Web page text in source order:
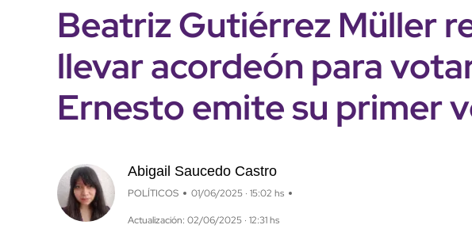
Beatriz Gutiérrez Müller
llevar acordeón para
Ernesto emite su primer
Abigail Saucedo Castro
POLÍTICOS 01/06/2025 · 15:02 hs
Actualización: 02/06/2025 · 12:31 hs